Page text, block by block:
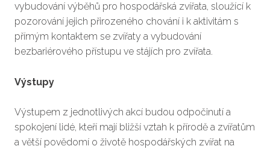
vybudování výběhů pro hospodářská zvířata, sloužící k
pozorování jejich přirozeného chování i k aktivitám s
přímým kontaktem se zvířaty a vybudování
bezbariérového přístupu ve stájích pro zvířata.
Výstupy
Výstupem z jednotlivých akcí budou odpočinutí a
spokojení lidé, kteří mají bližší vztah k přírodě a zvířatům
a větší povědomí o životě hospodářských zvířat na